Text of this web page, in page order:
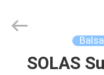
HOGAR
Seaman
Marine
SOLAS